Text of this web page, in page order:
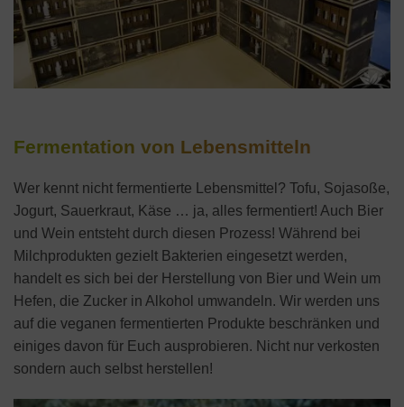
Fermentation von Lebensmitteln
Wer kennt nicht fermentierte Lebensmittel? Tofu, Sojasoße,
Jogurt, Sauerkraut, Käse … ja, alles fermentiert! Auch Bier
und Wein entsteht durch diesen Prozess! Während bei
Milchprodukten gezielt Bakterien eingesetzt werden,
handelt es sich bei der Herstellung von Bier und Wein um
Hefen, die Zucker in Alkohol umwandeln. Wir werden uns
auf die veganen fermentierten Produkte beschränken und
einiges davon für Euch ausprobieren. Nicht nur verkosten
sondern auch selbst herstellen!